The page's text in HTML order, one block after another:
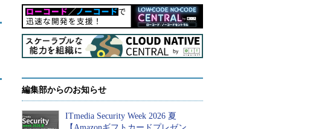
編集部からのお知らせ
ITmedia Security Week 2026 夏